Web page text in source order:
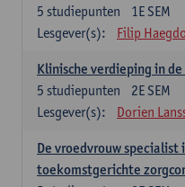
1E SEM
5 studiepunten
Lesgever(s):
Filip
Klinische verdieping in
2E SEM
5 studiepunten
Lesgever(s):
Dorien
De vroedvrouw
toekomstgerichte